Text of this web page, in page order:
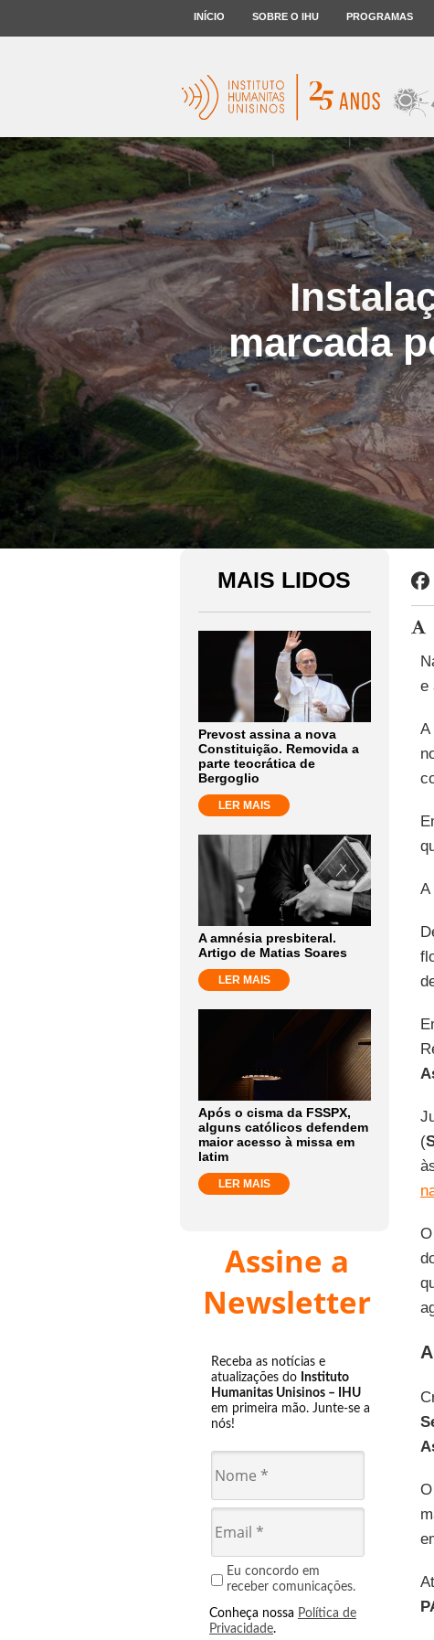
INÍCIO SOBRE O IHU PROGRAMAS
marcada
MAIS LIDOS
Prevost assina a nova
Constituição. Removida a
parte teocrática de
Bergoglio
LER MAIS
A amnésia presbiteral.
Artigo de Matias Soares
LER MAIS
Após o cisma da FSSPX,
alguns católicos defendem
maior acesso à missa em
latim
LER MAIS
Assine a
Newsletter
Receba as notícias e
atualizações do Instituto
Humanitas Unisinos – IHU
em primeira mão. Junte-se a
nós!
Eu concordo em
receber comunicações.
Conheça nossa Política de
Privacidade.
e
A
A
(
O